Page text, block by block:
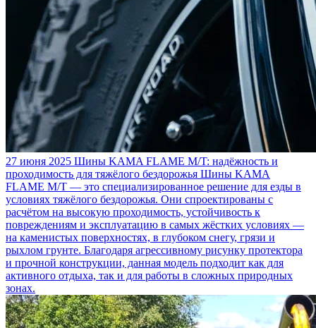
27 июня 2025 Шины KAMA FLAME M/T: надёжность и
проходимость для тяжёлого бездорожья Шины KAMA
FLAME M/T — это специализированное решение для езды в
условиях тяжёлого бездорожья. Они спроектированы с
расчётом на высокую проходимость, устойчивость к
повреждениям и эксплуатацию в самых жёстких условиях —
на каменистых поверхностях, в глубоком снегу, грязи и
рыхлом грунте. Благодаря агрессивному рисунку протектора
и прочной конструкции, данная модель подходит как для
активного отдыха, так и для работы в сложных природных
зонах.